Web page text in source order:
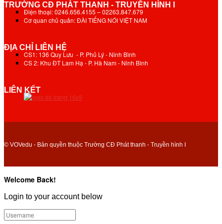
TRƯỜNG CĐ PHÁT THANH - TRUYỀN HÌNH I
Điện thoại: 0246.656.4155 – 02263.847.679
Cơ quan chủ quản: ĐÀI TIẾNG NÓI VIỆT NAM
ĐỊA CHỈ LIÊN HỆ
CS1: 136 Quy Lưu - P. Phủ Lý - Ninh Bình
CS 2: Khu ĐT Lam Hạ - P. Hà Nam - Ninh Bình
LIÊN KẾT
© VOVedu - Bản quyền thuộc Trường CĐ Phát thanh - Truyền hình I
Welcome Back!
Login to your account below